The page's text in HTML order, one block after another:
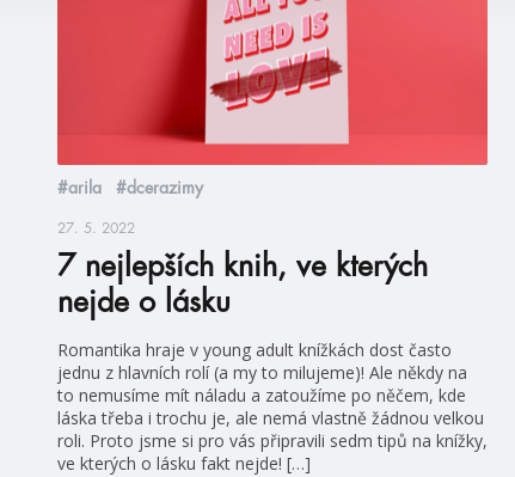
#arila #dcerazimy
27. 5. 2022
7 nejlepších knih, ve kterých
nejde o lásku
Romantika hraje v young adult knížkách dost často
jednu z hlavních rolí (a my to milujeme)! Ale někdy na
to nemusíme mít náladu a zatoužíme po něčem, kde
láska třeba i trochu je, ale nemá vlastně žádnou velkou
roli. Proto jsme si pro vás připravili sedm tipů na knížky,
ve kterých o lásku fakt nejde! […]